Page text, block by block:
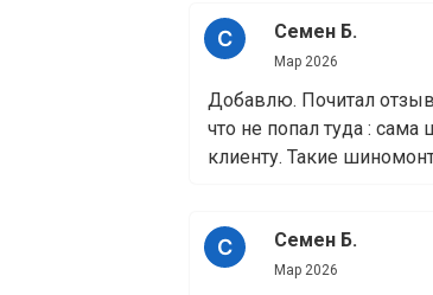
Семен Б.
Мар 2026
Добавлю. Почитал
что не попал туда :
клиенту. Такие
Семен Б.
Мар 2026